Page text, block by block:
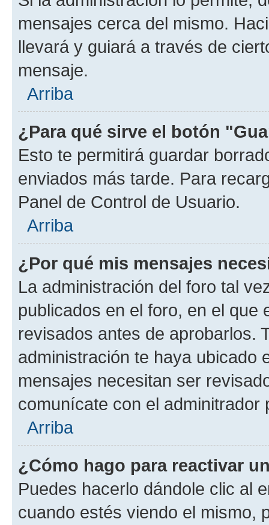
mensajes cerca del mismo.
llevará y guiará a través de
mensaje.
Arriba
¿Para qué sirve el botón
Esto te permitirá guardar
enviados más tarde. Para
Panel de Control de Usuario.
Arriba
¿Por qué mis mensajes
La administración del foro tal
publicados en el foro, en el
revisados antes de aprobarlos.
administración te haya ubicado
mensajes necesitan ser
comunícate con el
Arriba
¿Cómo hago para reactivar
Puedes hacerlo dándole clic al
cuando estés viendo el mismo,